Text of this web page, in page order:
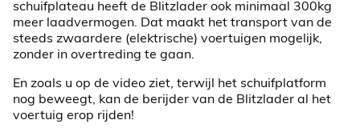
schuifplateau heeft de Blitzlader ook minimaal 300kg
meer laadvermogen. Dat maakt het transport van de
steeds zwaardere (elektrische) voertuigen mogelijk,
zonder in overtreding te gaan.
En zoals u op de video ziet, terwijl het schuifplatform
nog beweegt, kan de berijder van de Blitzlader al het
voertuig erop rijden!